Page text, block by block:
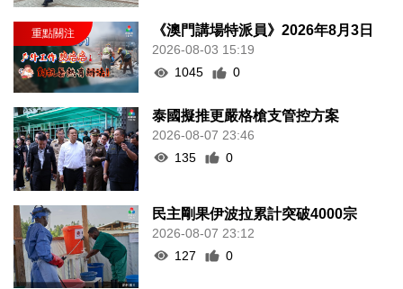
《澳門講場特派員》2026年8月3日
2026-08-03 15:19
1045
0
泰國擬推更嚴格槍支管控方案
2026-08-07 23:46
135
0
民主剛果伊波拉累計突破4000宗
2026-08-07 23:12
127
0